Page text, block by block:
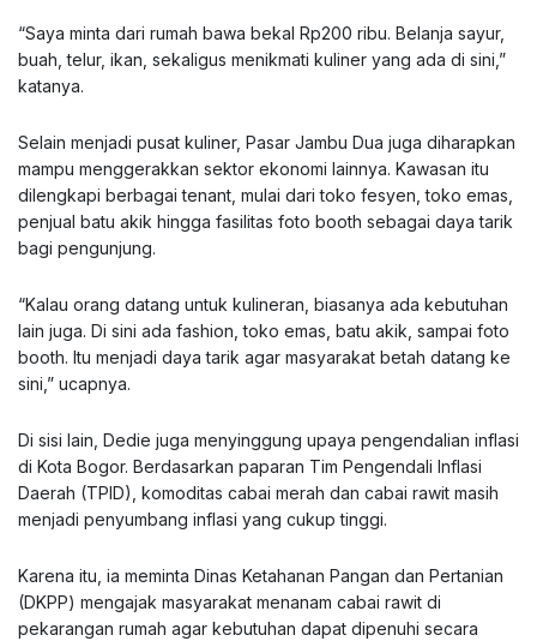
“Saya minta dari rumah bawa bekal Rp200 ribu. Belanja sayur,
buah, telur, ikan, sekaligus menikmati kuliner yang ada di sini,”
katanya.
Selain menjadi pusat kuliner, Pasar Jambu Dua juga diharapkan
mampu menggerakkan sektor ekonomi lainnya. Kawasan itu
dilengkapi berbagai tenant, mulai dari toko fesyen, toko emas,
penjual batu akik hingga fasilitas foto booth sebagai daya tarik
bagi pengunjung.
“Kalau orang datang untuk kulineran, biasanya ada kebutuhan
lain juga. Di sini ada fashion, toko emas, batu akik, sampai foto
booth. Itu menjadi daya tarik agar masyarakat betah datang ke
sini,” ucapnya.
Di sisi lain, Dedie juga menyinggung upaya pengendalian inflasi
di Kota Bogor. Berdasarkan paparan Tim Pengendali Inflasi
Daerah (TPID), komoditas cabai merah dan cabai rawit masih
menjadi penyumbang inflasi yang cukup tinggi.
Karena itu, ia meminta Dinas Ketahanan Pangan dan Pertanian
(DKPP) mengajak masyarakat menanam cabai rawit di
pekarangan rumah agar kebutuhan dapat dipenuhi secara